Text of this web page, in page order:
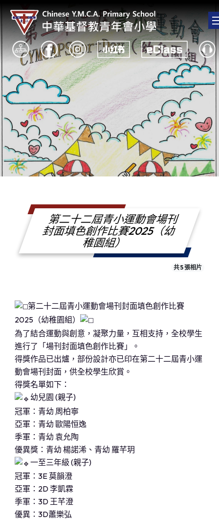
第二十二屆青小運動會場刊
封面填色創作比賽2025（幼
稚園組）
共 5 張相片
第二十二屆青小運動會場刊封面填色創作比賽
2025（幼稚園組）
為了結合運動與創意，凝聚力量，互相支持，全校學生
進行了「場刊封面填色創作比賽」。
得獎作品已出爐，部份設計亦已印在第二十二屆青小運
動會場刊封面，供全校學生欣賞。
得獎名單如下：
幼兒園 (親子)
冠軍：青幼 周柏寧
亞軍：青幼 歐陽恒逸
季軍：青幼 袁允陶
優異獎：青幼 楊諾浠、青幼 羅芊玥
一至三年級 (親子)
冠軍：3E 莫韻澄
亞軍：2D 李凱霖
季軍：3D 王芊澄
優異：3D蕭樂弘